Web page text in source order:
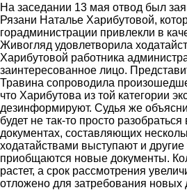
На заседании 13 мая отвод был
Рязани Наталье Харибутовой,
горадминистрации привлекли в
Живогляд удовлетворила
Харибутовой работника
заинтересованное лицо.
Травина сопроводила
что Харибутова из той категории
дезинформируют. Судья же
будет не так-то просто
документах, составляющих
ходатайствами выступают и другие
приобщаются новые документы.
растет, а срок рассмотрения
отложено для затребования новых